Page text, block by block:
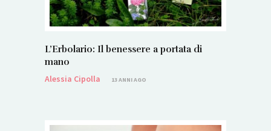
L’Erbolario: Il benessere a portata di
mano
Alessia Cipolla
13 ANNI AGO